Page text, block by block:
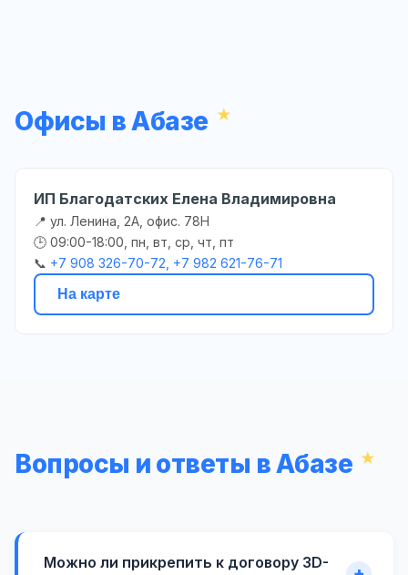
Офисы в Абазе
ИП Благодатских Елена Владимировна
📍 ул. Ленина, 2А, офис. 78Н
🕒 09:00-18:00, пн, вт, ср, чт, пт
📞 +7 908 326-70-72, +7 982 621-76-71
На карте
Вопросы и ответы в Абазе
Можно ли прикрепить к договору 3D-